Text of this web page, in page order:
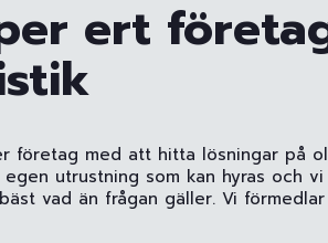
ert
företag med att hitta lösningar på
utrustning som kan hyras och
vad än frågan gäller. Vi